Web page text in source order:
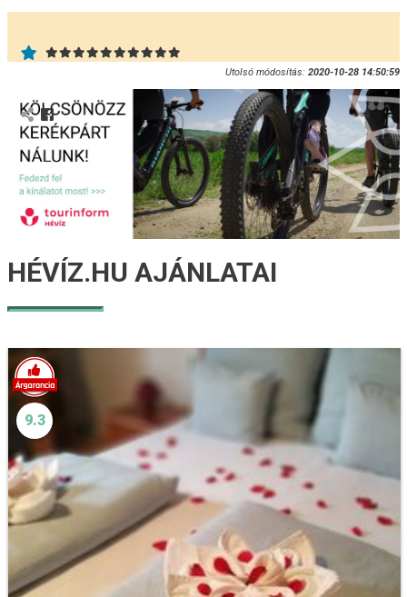
Utolsó módosítás: 2020-10-28 14:50:59
HÉVÍZ.HU AJÁNLATAI
9.3